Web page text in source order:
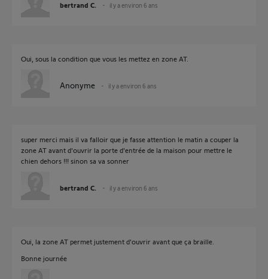
bertrand C. il y a environ 6 ans
Oui, sous la condition que vous les mettez en zone AT.
Anonyme il y a environ 6 ans
super merci mais il va falloir que je fasse attention le matin a couper la
zone AT avant d'ouvrir la porte d'entrée de la maison pour mettre le
chien dehors !!! sinon sa va sonner
bertrand C. il y a environ 6 ans
Oui, la zone AT permet justement d'ouvrir avant que ça braille.
Bonne journée